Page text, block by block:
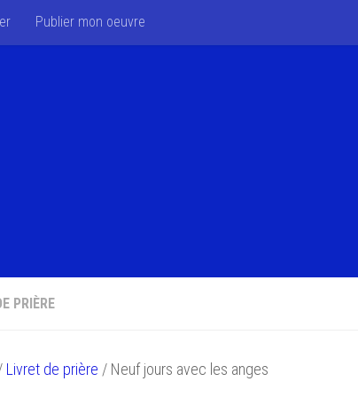
Publier mon oeuvre
PRIÈRE
Livret de prière / Neuf jours avec les anges